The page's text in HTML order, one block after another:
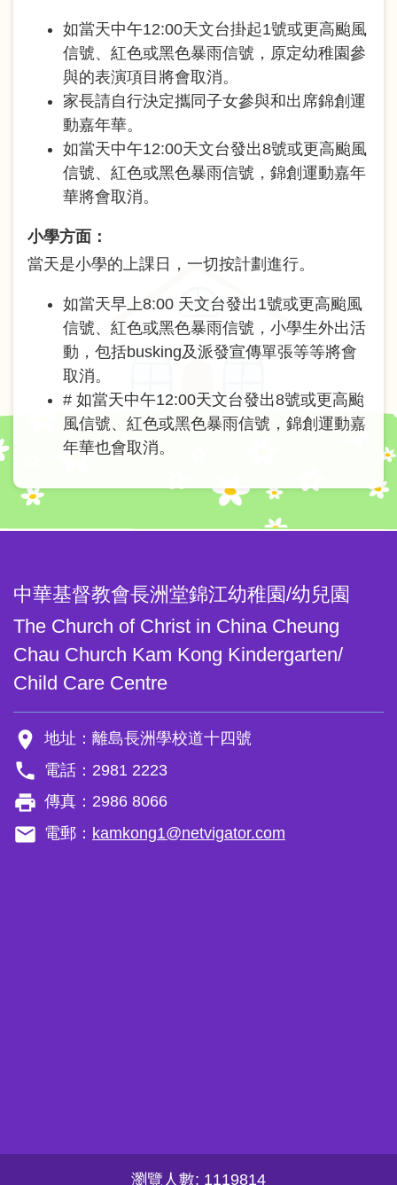
如當天中午12:00天文台掛起1號或更高颱風
信號、紅色或黑色暴雨信號，原定幼稚園參
與的表演項目將會取消。
家長請自行決定攜同子女參與和出席錦創運
動嘉年華。
如當天中午12:00天文台發出8號或更高颱風
信號、紅色或黑色暴雨信號，錦創運動嘉年
華將會取消。
小學方面：
當天是小學的上課日，一切按計劃進行。
如當天早上8:00 天文台發出1號或更高颱風
信號、紅色或黑色暴雨信號，小學生外出活
動，包括busking及派發宣傳單張等等將會
取消。
# 如當天中午12:00天文台發出8號或更高颱
風信號、紅色或黑色暴雨信號，錦創運動嘉
年華也會取消。
中華基督教會長洲堂錦江幼稚園/幼兒園
The Church of Christ in China Cheung
Chau Church Kam Kong Kindergarten/
Child Care Centre
room 地址：離島長洲學校道十四號
phone 電話：2981 2223
local_printshop 傳真：2986 8066
email 電郵： kamkong1@netvigator.com
瀏覽人數: 1119814